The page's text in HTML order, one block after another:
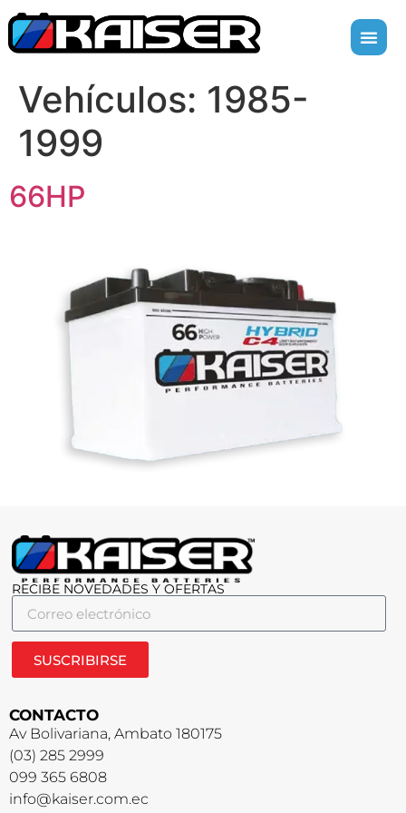
Vehículos: 1985-
1999
66HP
RECIBE NOVEDADES Y OFERTAS
SUSCRIBIRSE
CONTACTO
Av Bolivariana, Ambato 180175
(03) 285 2999
099 365 6808
info@kaiser.com.ec